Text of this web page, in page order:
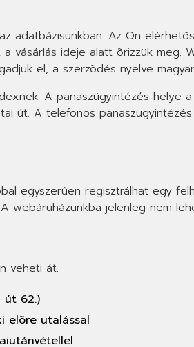
adatbázisunkban. Az Ön
vásárlás ideje alatt õrizzük meg.
el, a szerzõdés nyelve
A panaszügyintézés helye
út. A telefonos
egyszerûen regisztrálhat egy
webáruházunkba jelenleg nem
veheti át.
út 62.)
elõre utalással